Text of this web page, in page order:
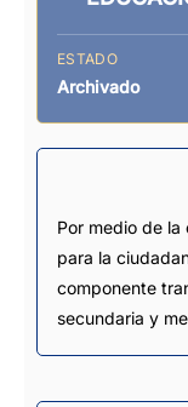
ESTADO
Archivado
Por medio de
para la
componente
secundaria y